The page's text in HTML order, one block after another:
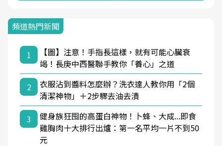
頻道熱門新聞
1
【圖】注意！手指長這樣，就有可能心臟衰
竭！長庚中西醫聯手教你「養心」之道
2
衣服沾到醬料怎麼辦？洗衣達人教你用「2個
清潔神物」＋2步驟去油去漬
3
健身族狂囤的高蛋白神物！卜蜂、大成...即食
雞胸肉十大排行出爐：第一名平均一片不到50
元